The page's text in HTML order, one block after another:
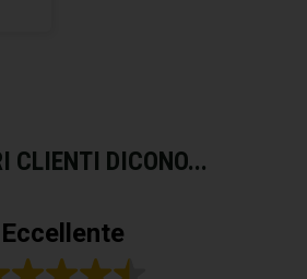
CLIENTI DICONO...
Eccellente